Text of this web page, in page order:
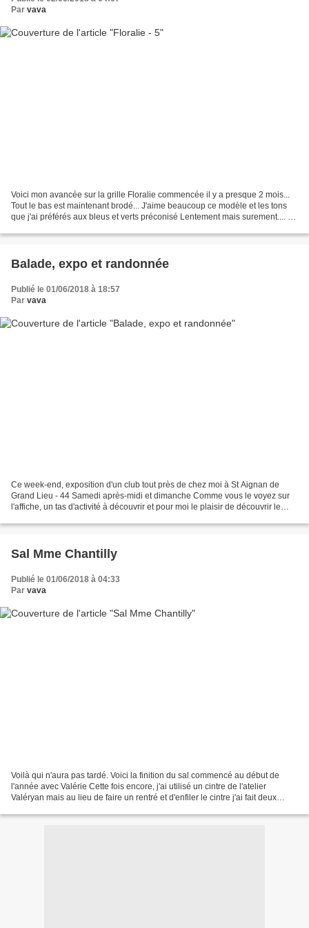
Par vava
Voici mon avancée sur la grille Floralie commencée il y a presque 2 mois...
Tout le bas est maintenant brodé... J'aime beaucoup ce modèle et les tons
que j'ai préférés aux bleus et verts préconisé Lentement mais surement.... ça
Balade, expo et randonnée
Publié le 01/06/2018 à 18:57
Par vava
Ce week-end, exposition d'un club tout près de chez moi à St Aignan de
Grand Lieu - 44 Samedi après-midi et dimanche Comme vous le voyez sur
l'affiche, un tas d'activité à découvrir et pour moi le plaisir de découvrir le
Sal Mme Chantilly
Publié le 01/06/2018 à 04:33
Par vava
Voilà qui n'aura pas tardé. Voici la finition du sal commencé au début de
l'année avec Valérie Cette fois encore, j'ai utilisé un cintre de l'atelier
Valéryan mais au lieu de faire un rentré et d'enfiler le cintre j'ai fait deux